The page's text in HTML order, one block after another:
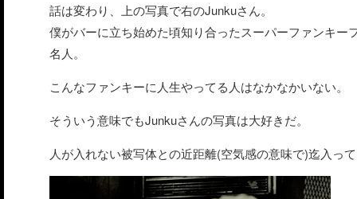
話は変わり、上の写真で右のJunkuさん。
僕がバーに立ち始めた頃知り合ったスーパーファンキー
名人。
こんなファンキーに人生やってる人はなかなかいない。
そういう意味でもJunkuさんの写真は大好きだ。
人が入れない被写体との近距離(空気感の意味で)迄入っ